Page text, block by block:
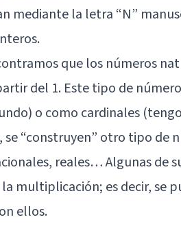
mediante la letra “N”
que los números
del 1. Este tipo de
o como cardinales
“construyen” otro tipo de
reales… Algunas de
multiplicación; es decir, se
ellos.